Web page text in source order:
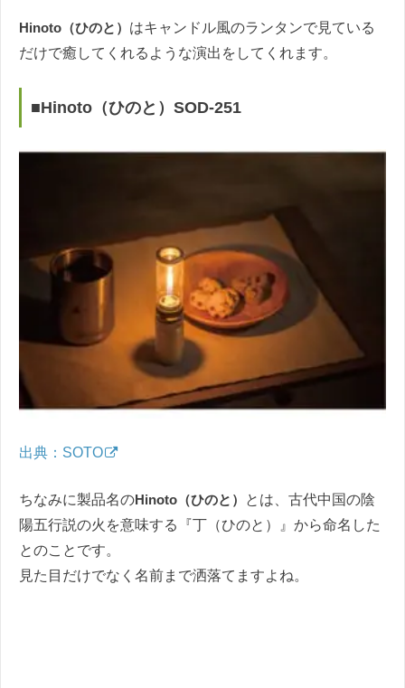
Hinoto（ひのと） はキャンドル風のランタンで見ている
だけで癒してくれるような演出をしてくれます。
■Hinoto（ひのと）SOD-251
出典：SOTO
ちなみに製品名のHinoto（ひのと）
とは、古代中国の陰
陽五行説の火を意味する『丁（ひのと）』から命名した
とのことです。
見た目だけでなく名前まで洒落てますよね。